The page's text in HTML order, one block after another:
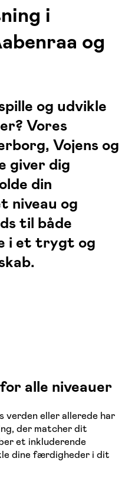
i
og
og udvikle
Vores
Vojens og
giver dig
din
niveau og
til både
i et trygt og
alle niveauer
verden eller allerede har
der matcher dit
et inkluderende
dine færdigheder i dit